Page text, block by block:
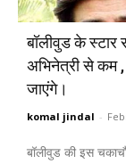
बॉलीवुड के स्टार
अभिनेत्री से कम
जाएंगे।
komal jindal -
बॉलीवुड की इस